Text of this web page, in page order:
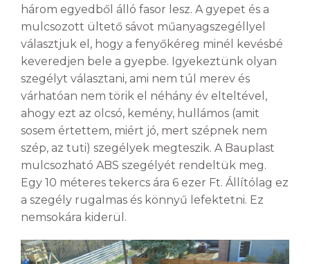
három egyedből álló fasor lesz. A gyepet és a
mulcsozott ültető sávot műanyagszegéllyel
választjuk el, hogy a fenyőkéreg minél kevésbé
keveredjen bele a gyepbe. Igyekeztünk olyan
szegélyt választani, ami nem túl merev és
várhatóan nem törik el néhány év elteltével,
ahogy ezt az olcsó, kemény, hullámos (amit
sosem értettem, miért jó, mert szépnek nem
szép, az tuti) szegélyek megteszik. A Bauplast
mulcsozható ABS szegélyét rendeltük meg.
Egy 10 méteres tekercs ára 6 ezer Ft. Állítólag ez
a szegély rugalmas és könnyű lefektetni. Ez
nemsokára kiderül.